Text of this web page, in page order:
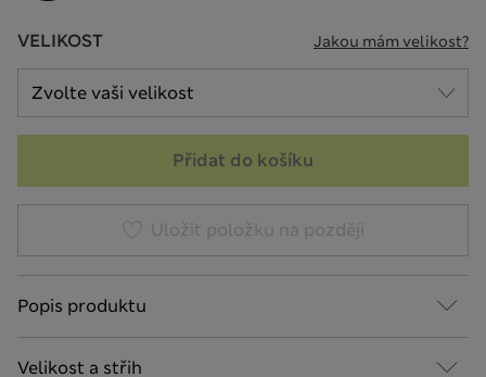
VELIKOST Jakou mám velikost?
Přidat do košíku
Uložit položku na později
Popis produktu
Velikost a střih